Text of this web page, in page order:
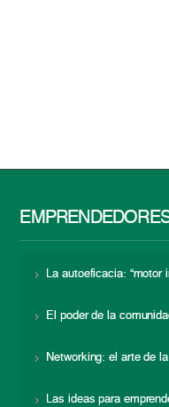
La autoeficacia: “motor
El poder de la
Networking: el arte de
Las ideas para